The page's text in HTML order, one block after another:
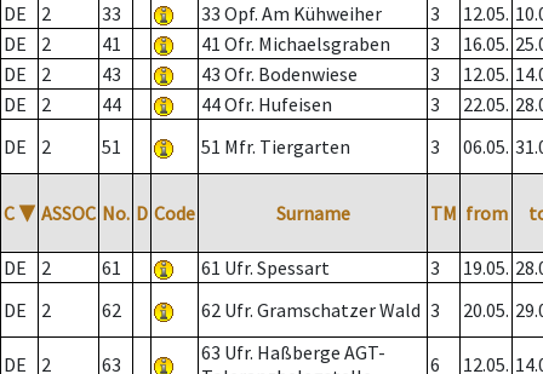
DE
2 33 33 Opf. Am Kühweiher 3 12.05.
DE
2 41 41 Ofr. Michaelsgraben 3 16.05.
DE
2 43 43 Ofr. Bodenwiese 3 12.05.
DE
2 44 44 Ofr. Hufeisen 3 22.05.
DE
2 51 51 Mfr. Tiergarten 3 06.05.
C ▼ ASSOC No. D Code Surname TM from
DE 2 61 61 Ufr. Spessart 3 19.05.
DE
2 62 62 Ufr. Gramschatzer Wald 3 20.05.
DE 2 63
63 Ufr. Haßberge AGT-
6 12.05.